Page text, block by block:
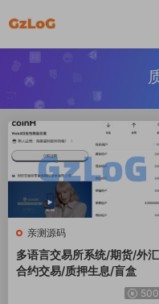
亲测源码
多语言交易所系统/期货/外汇
合约交易/质押生息/盲盒